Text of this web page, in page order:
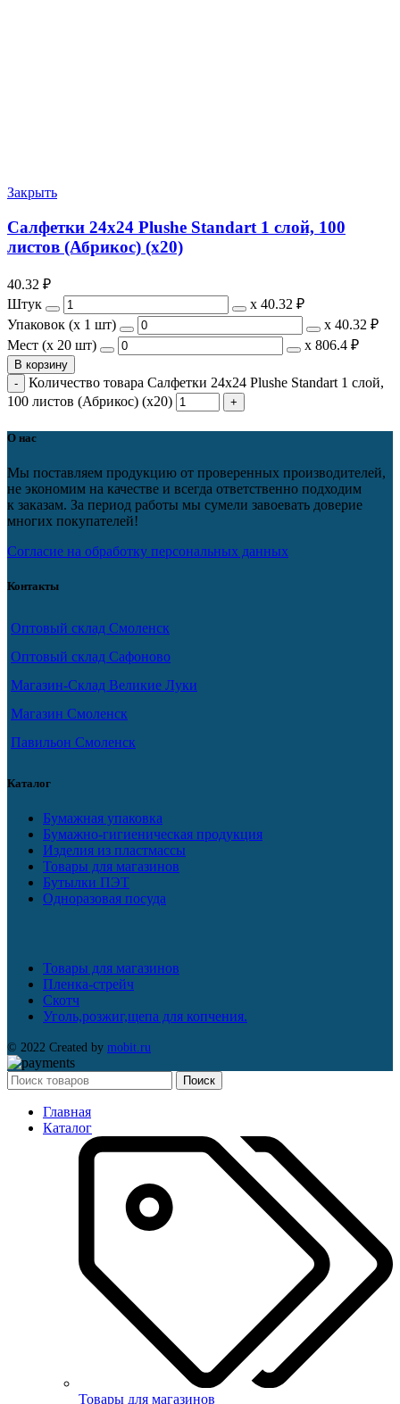
Закрыть
Салфетки 24х24 Plushe Standart 1 слой, 100
листов (Абрикос) (х20)
40.32 ₽
Штук
х 40.32 ₽
Упаковок (x 1 шт)
х 40.32 ₽
Мест (x 20 шт)
х 806.4 ₽
В корзину
Количество товара Салфетки 24х24 Plushe Standart 1 слой,
100 листов (Абрикос) (х20)
О нас
Мы поставляем продукцию от проверенных производителей,
не экономим на качестве и всегда ответственно подходим
к заказам. За период работы мы сумели завоевать доверие
многих покупателей!
Согласие на обработку персональных данных
Контакты
Оптовый склад Смоленск
Оптовый склад Сафоново
Магазин-Склад Великие Луки
Магазин Смоленск
Павильон Смоленск
Каталог
Бумажная упаковка
Бумажно-гигиеническая продукция
Изделия из пластмассы
Товары для магазинов
Бутылки ПЭТ
Одноразовая посуда
Товары для магазинов
Пленка-стрейч
Скотч
Уголь,розжиг,щепа для копчения.
© 2022 Created by mobit.ru
Поиск
Главная
Каталог
Товары для магазинов